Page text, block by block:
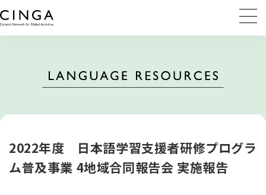
2022年度 日本語学習支援者研修プログラ
ム普及事業 4地域合同報告会 実施報告